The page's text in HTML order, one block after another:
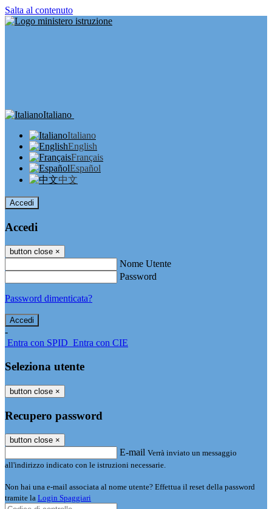
Salta al contenuto
Italiano
Italiano
English
Français
Español
中文
Accedi
Accedi
button close ×
Nome Utente
Password
Password dimenticata?
-
Entra con SPID Entra con CIE
Seleziona utente
button close ×
Recupero password
button close ×
E-mail Verrà inviato un messaggio
all'indirizzo indicato con le istruzioni necessarie.
Non hai una e-mail associata al nome utente? Effettua il reset della password
tramite la Login Spaggiari